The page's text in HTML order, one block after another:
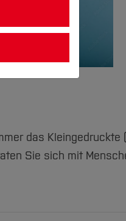
das Kleingedruckte
Sie sich mit